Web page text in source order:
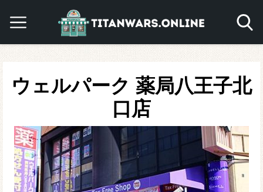
ウェルパーク 薬局八王子北
口店